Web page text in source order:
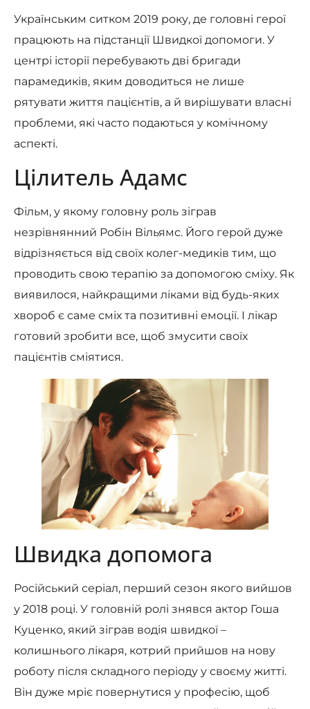
Українським ситком 2019 року, де головні герої
працюють на підстанції Швидкої допомоги. У
центрі історії перебувають дві бригади
парамедиків, яким доводиться не лише
рятувати життя пацієнтів, а й вирішувати власні
проблеми, які часто подаються у комічному
аспекті.
Цілитель Адамс
Фільм, у якому головну роль зіграв
незрівнянний Робін Вільямс. Його герой дуже
відрізняється від своїх колег-медиків тим, що
проводить свою терапію за допомогою сміху. Як
виявилося, найкращими ліками від будь-яких
хвороб є саме сміх та позитивні емоції. І лікар
готовий зробити все, щоб змусити своїх
пацієнтів сміятися.
Швидка допомога
Російський серіал, перший сезон якого вийшов
у 2018 році. У головній ролі знявся актор Гоша
Куценко, який зіграв водія швидкої –
колишнього лікаря, котрий прийшов на нову
роботу після складного періоду у своєму житті.
Він дуже мріє повернутися у професію, щоб